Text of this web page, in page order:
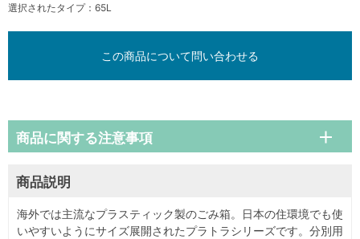
選択されたタイプ：65L
この商品について問い合わせる
商品説明
海外では主流なプラスティック製のごみ箱。日本の住環境でも使
いやすいようにサイズ展開されたプラトラシリーズです。分別用
商品に関する注意事項